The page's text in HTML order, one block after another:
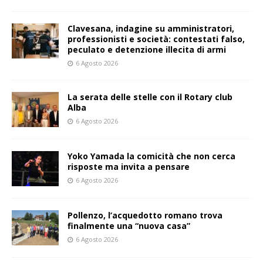
Clavesana, indagine su amministratori,
professionisti e società: contestati falso,
peculato e detenzione illecita di armi
6 Agosto 2026
La serata delle stelle con il Rotary club
Alba
6 Agosto 2026
Yoko Yamada la comicità che non cerca
risposte ma invita a pensare
6 Agosto 2026
Pollenzo, l’acquedotto romano trova
finalmente una “nuova casa”
6 Agosto 2026